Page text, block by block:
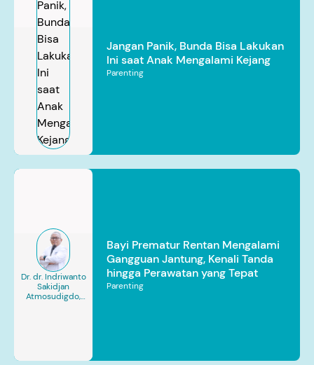
Jangan Panik, Bunda Bisa Lakukan
Ini saat Anak Mengalami Kejang
Parenting
Dr. dr. Indriwanto
Sakidjan
Atmosudigdo,
Bayi Prematur Rentan Mengalami
Gangguan Jantung, Kenali Tanda
hingga Perawatan yang Tepat
Parenting